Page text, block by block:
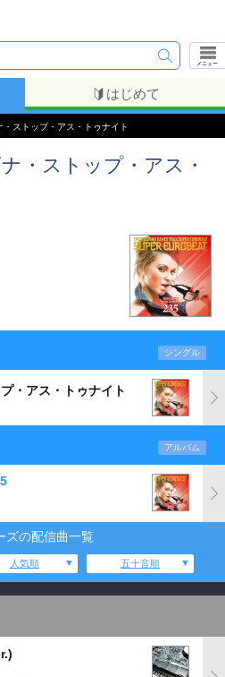
メニュー
はじめて
ストップ・アス・トゥナイト
・ストップ・アス・
シングル
・アス・トゥナイト
アルバム
ズの配信曲一覧
人気順 五十音順